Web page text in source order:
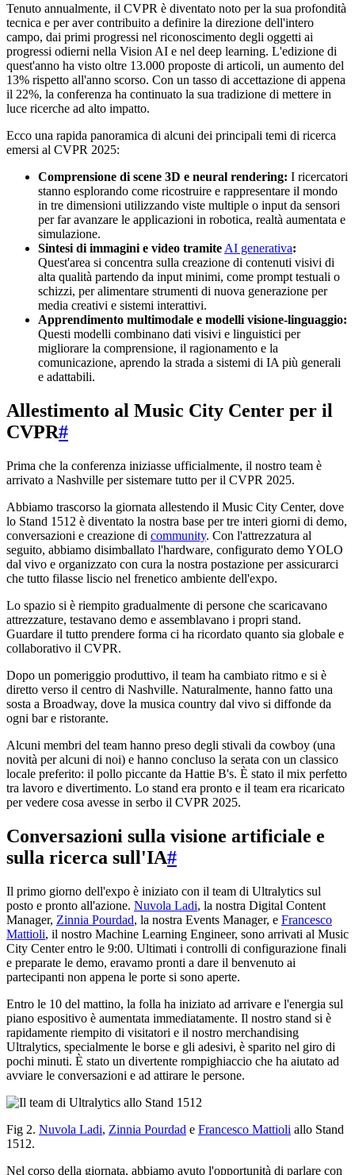
Tenuto annualmente, il CVPR è diventato noto per la sua profondità
tecnica e per aver contribuito a definire la direzione dell'intero
campo, dai primi progressi nel riconoscimento degli oggetti ai
progressi odierni nella Vision AI e nel deep learning. L'edizione di
quest'anno ha visto oltre 13.000 proposte di articoli, un aumento del
13% rispetto all'anno scorso. Con un tasso di accettazione di appena
il 22%, la conferenza ha continuato la sua tradizione di mettere in
luce ricerche ad alto impatto.
Ecco una rapida panoramica di alcuni dei principali temi di ricerca
emersi al CVPR 2025:
Comprensione di scene 3D e neural rendering: I ricercatori
stanno esplorando come ricostruire e rappresentare il mondo
in tre dimensioni utilizzando viste multiple o input da sensori
per far avanzare le applicazioni in robotica, realtà aumentata e
simulazione.
Sintesi di immagini e video tramite AI generativa:
Quest'area si concentra sulla creazione di contenuti visivi di
alta qualità partendo da input minimi, come prompt testuali o
schizzi, per alimentare strumenti di nuova generazione per
media creativi e sistemi interattivi.
Apprendimento multimodale e modelli visione-linguaggio:
Questi modelli combinano dati visivi e linguistici per
migliorare la comprensione, il ragionamento e la
comunicazione, aprendo la strada a sistemi di IA più generali
e adattabili.
Allestimento al Music City Center per il
CVPR#
Prima che la conferenza iniziasse ufficialmente, il nostro team è
arrivato a Nashville per sistemare tutto per il CVPR 2025.
Abbiamo trascorso la giornata allestendo il Music City Center, dove
lo Stand 1512 è diventato la nostra base per tre interi giorni di demo,
conversazioni e creazione di community. Con l'attrezzatura al
seguito, abbiamo disimballato l'hardware, configurato demo YOLO
dal vivo e organizzato con cura la nostra postazione per assicurarci
che tutto filasse liscio nel frenetico ambiente dell'expo.
Lo spazio si è riempito gradualmente di persone che scaricavano
attrezzature, testavano demo e assemblavano i propri stand.
Guardare il tutto prendere forma ci ha ricordato quanto sia globale e
collaborativo il CVPR.
Dopo un pomeriggio produttivo, il team ha cambiato ritmo e si è
diretto verso il centro di Nashville. Naturalmente, hanno fatto una
sosta a Broadway, dove la musica country dal vivo si diffonde da
ogni bar e ristorante.
Alcuni membri del team hanno preso degli stivali da cowboy (una
novità per alcuni di noi) e hanno concluso la serata con un classico
locale preferito: il pollo piccante da Hattie B's. È stato il mix perfetto
tra lavoro e divertimento. Lo stand era pronto e il team era ricaricato
per vedere cosa avesse in serbo il CVPR 2025.
Conversazioni sulla visione artificiale e
sulla ricerca sull'IA#
Il primo giorno dell'expo è iniziato con il team di Ultralytics sul
posto e pronto all'azione. Nuvola Ladi, la nostra Digital Content
Manager, Zinnia Pourdad, la nostra Events Manager, e Francesco
Mattioli, il nostro Machine Learning Engineer, sono arrivati al Music
City Center entro le 9:00. Ultimati i controlli di configurazione finali
e preparate le demo, eravamo pronti a dare il benvenuto ai
partecipanti non appena le porte si sono aperte.
Entro le 10 del mattino, la folla ha iniziato ad arrivare e l'energia sul
piano espositivo è aumentata immediatamente. Il nostro stand si è
rapidamente riempito di visitatori e il nostro merchandising
Ultralytics, specialmente le borse e gli adesivi, è sparito nel giro di
pochi minuti. È stato un divertente rompighiaccio che ha aiutato ad
avviare le conversazioni e ad attirare le persone.
Fig 2. Nuvola Ladi, Zinnia Pourdad e Francesco Mattioli allo Stand
1512.
Nel corso della giornata, abbiamo avuto l'opportunità di parlare con